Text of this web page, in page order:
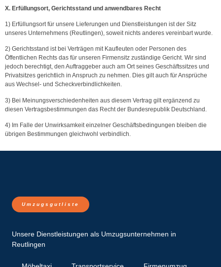
X. Erfüllungsort, Gerichtsstand und anwendbares Recht
1) Erfüllungsort für unsere Lieferungen und Dienstleistungen ist der Sitz
unseres Unternehmens (Reutlingen), soweit nichts anderes vereinbart wurde.
2) Gerichtsstand ist bei Verträgen mit Kaufleuten oder Personen des
Öffentlichen Rechts das für unseren Firmensitz zuständige Gericht. Wir sind
jedoch berechtigt, den Auftraggeber auch am Ort seines Geschäftssitzes und
Privatsitzes gerichtlich in Anspruch zu nehmen. Dies gilt auch für Ansprüche
aus Wechsel- und Scheckverbindlichkeiten.
3) Bei Meinungsverschiedenheiten aus diesem Vertrag gilt ergänzend zu
diesen Vertragsbestimmungen das Recht der Bundesrepublik Deutschland.
4) Im Falle der Unwirksamkeit einzelner Geschäftsbedingungen bleiben die
übrigen Bestimmungen gleichwohl verbindlich.
Umzugsgutliste
Unsere Dienstleistungen als Umzugsunternehmen in
Reutlingen